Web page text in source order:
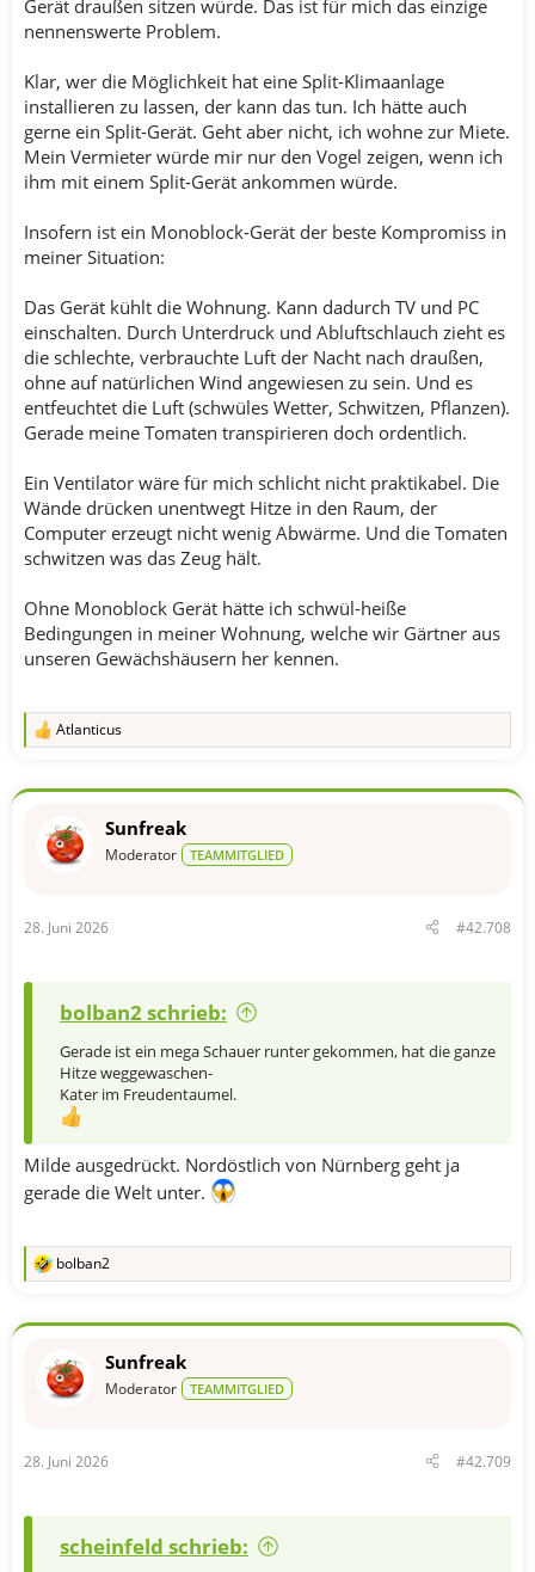
Gerät draußen sitzen würde. Das ist für mich das einzige
nennenswerte Problem.
Klar, wer die Möglichkeit hat eine Split-Klimaanlage
installieren zu lassen, der kann das tun. Ich hätte auch
gerne ein Split-Gerät. Geht aber nicht, ich wohne zur Miete.
Mein Vermieter würde mir nur den Vogel zeigen, wenn ich
ihm mit einem Split-Gerät ankommen würde.
Insofern ist ein Monoblock-Gerät der beste Kompromiss in
meiner Situation:
Das Gerät kühlt die Wohnung. Kann dadurch TV und PC
einschalten. Durch Unterdruck und Abluftschlauch zieht es
die schlechte, verbrauchte Luft der Nacht nach draußen,
ohne auf natürlichen Wind angewiesen zu sein. Und es
entfeuchtet die Luft (schwüles Wetter, Schwitzen, Pflanzen).
Gerade meine Tomaten transpirieren doch ordentlich.
Ein Ventilator wäre für mich schlicht nicht praktikabel. Die
Wände drücken unentwegt Hitze in den Raum, der
Computer erzeugt nicht wenig Abwärme. Und die Tomaten
schwitzen was das Zeug hält.
Ohne Monoblock Gerät hätte ich schwül-heiße
Bedingungen in meiner Wohnung, welche wir Gärtner aus
unseren Gewächshäusern her kennen.
R
k
:
Atlanticus
Sunfreak
Moderator TEAMMITGLIED
28. Juni 2026 #42.708
bolban2 schrieb:
Gerade ist ein mega Schauer runter gekommen, hat die ganze
Hitze weggewaschen-
Kater im Freudentaumel.
Milde ausgedrückt. Nordöstlich von Nürnberg geht ja
gerade die Welt unter.
R
k
:
bolban2
Sunfreak
Moderator TEAMMITGLIED
28. Juni 2026 #42.709
scheinfeld schrieb: